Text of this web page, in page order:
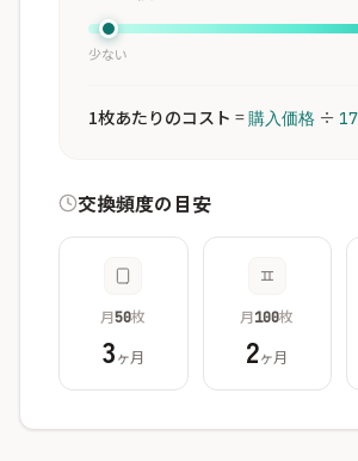
少ない
1枚あたりのコスト =購入価格 ÷
交換頻度の目安
月50枚
3ヶ月
月100枚
2ヶ月